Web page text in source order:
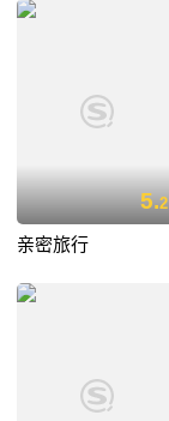
5.2
亲密旅行